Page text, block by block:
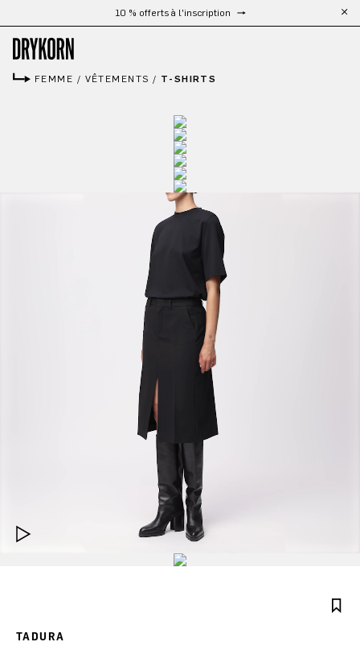
Passer au contenu principal
Livraison gratuite à partir de 300 €
FEMME / VÊTEMENTS / T-SHIRTS
TADURA